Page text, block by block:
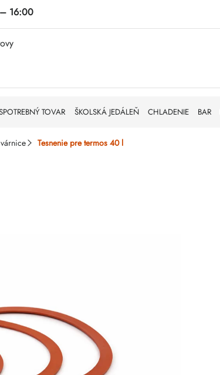
16:00
TOVAR ŠKOLSKÁ JEDÁLEŇ CHLADENIE BAR
Tesnenie pre termos 40 l